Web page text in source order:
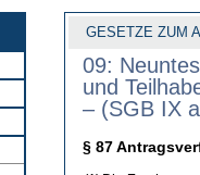
GESETZE ZUM
09:
und
– (SGB IX
§ 87